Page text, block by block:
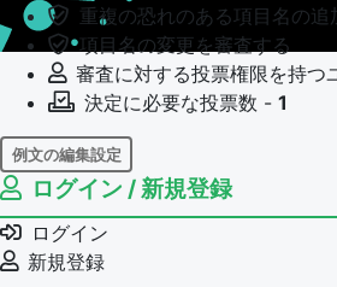
重複の恐れのある項目名の追
項目名の変更を審査する
審査に対する投票権限を持つ
決定に必要な投票数 - 1
例文の編集設定
例文の編集権限を持つユーザ
例文の編集を審査する
例文の削除を審査する
審査に対する投票権限を持つ
ログイン / 新規登録
ログイン
新規登録